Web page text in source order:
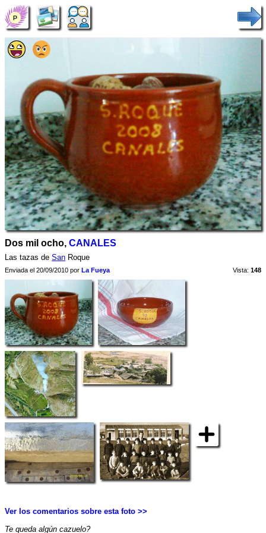
Dos mil ocho, CANALES
Las tazas de San Roque
Enviada el 20/09/2010 por La Fueya Vista: 148
Ver los comentarios sobre esta foto >>
Te queda algún cazuelo?